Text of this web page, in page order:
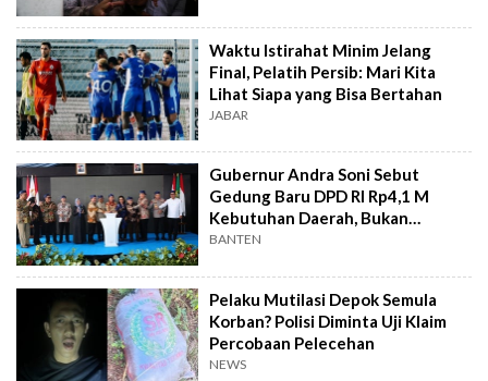
Waktu Istirahat Minim Jelang
Final, Pelatih Persib: Mari Kita
Lihat Siapa yang Bisa Bertahan
JABAR
Gubernur Andra Soni Sebut
Gedung Baru DPD RI Rp4,1 M
Kebutuhan Daerah, Bukan
Senator
BANTEN
Pelaku Mutilasi Depok Semula
Korban? Polisi Diminta Uji Klaim
Percobaan Pelecehan
NEWS